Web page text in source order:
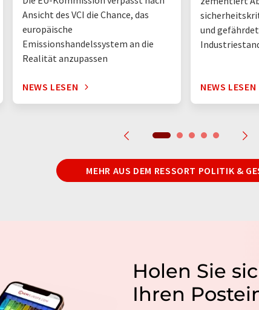
Ansicht des VCI die Chance, das
europäische
Emissionshandelssystem an die
Realität anzupassen
NEWS LESEN
und
NEWS LESEN
MEHR AUS DEM RESSORT POLITIK &
Holen Sie
Ihren